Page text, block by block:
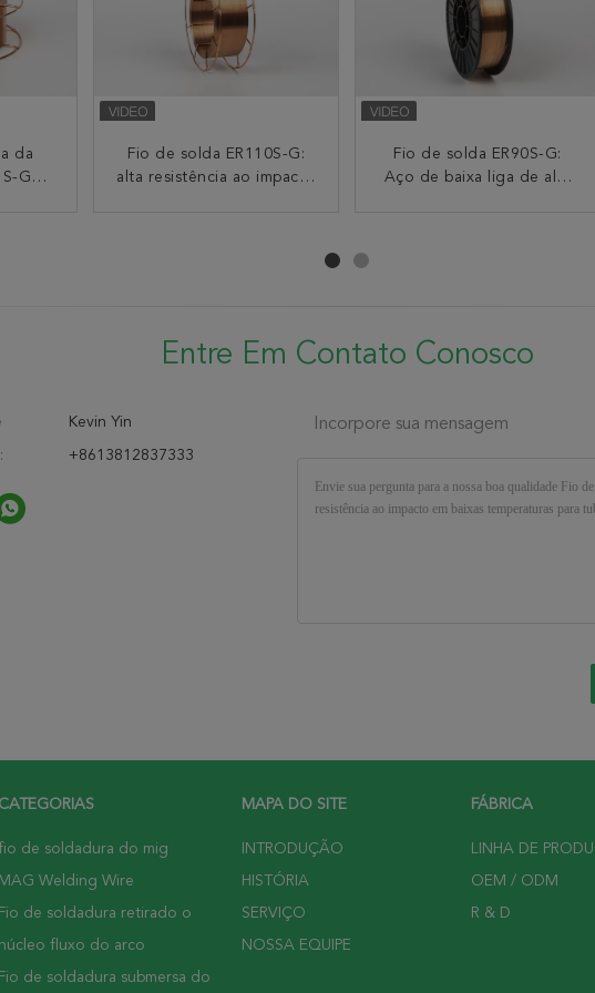
da
G
Fio de solda ER110S-G:
alta resistência ao impacto
Fio de solda ER90S-G:
Aço de baixa liga de alta
Mag
Aço da força de ER50-G
Mig Mag Welding Wire
Gás ativo MAG Welding
Wire do metal de
Entre Em Contato Conosco
Kevin Yin
+8613812837333
Incorpore sua mensagem
CATEGORIAS
de soldadura do mig
MAG Welding Wire
Fio de soldadura retirado o
núcleo fluxo do arco
Fio de soldadura submersa do
MAPA DO SITE
INTRODUÇÃO
HISTÓRIA
SERVIÇO
NOSSA EQUIPE
FÁBRICA
LINHA DE
OEM / ODM
R & D